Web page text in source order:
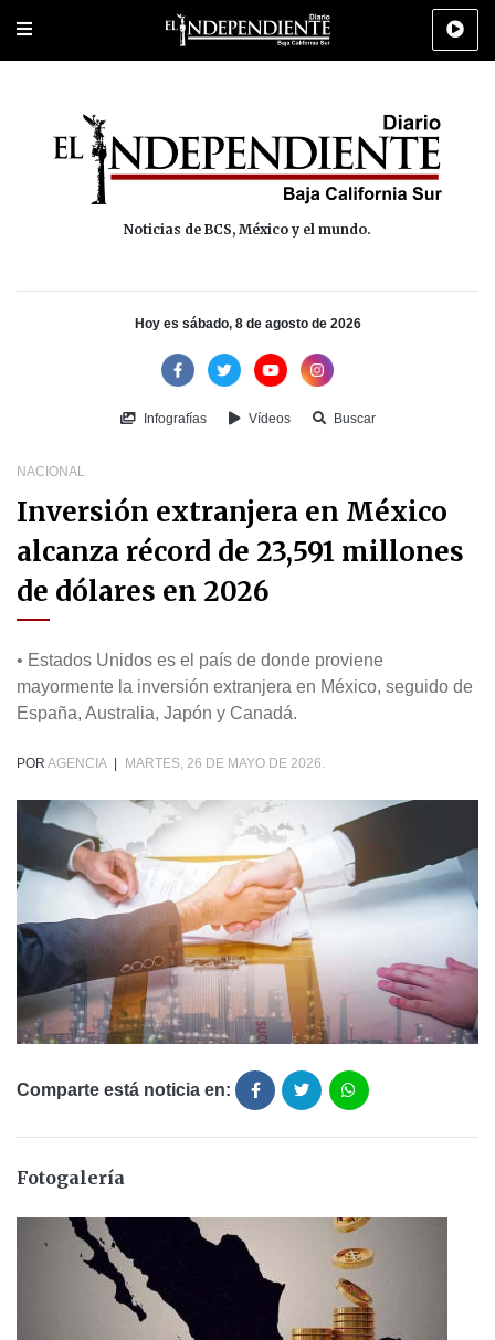
Portada Los Cabos Policiaca Deportes Cultura
Noticias de BCS, México y el mundo.
Hoy es sábado, 8 de agosto de 2026
Infografías Vídeos Buscar
NACIONAL
Inversión extranjera en México
alcanza récord de 23,591 millones
de dólares en 2026
• Estados Unidos es el país de donde proviene
mayormente la inversión extranjera en México, seguido de
España, Australia, Japón y Canadá.
POR AGENCIA MARTES, 26 DE MAYO DE 2026.
Comparte está noticia en:
Fotogalería